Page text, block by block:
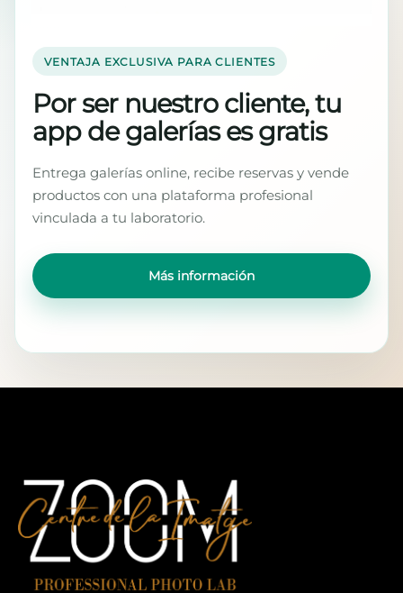
VENTAJA EXCLUSIVA PARA CLIENTES
Por ser nuestro cliente, tu
app de galerías es gratis
Entrega galerías online, recibe reservas y vende
productos con una plataforma profesional
vinculada a tu laboratorio.
Más información